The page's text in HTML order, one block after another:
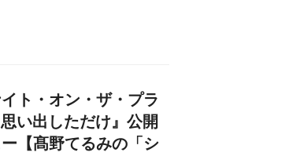
ト・オン・ザ・プラ
い出しただけ』公開
【髙野てるみの「シ